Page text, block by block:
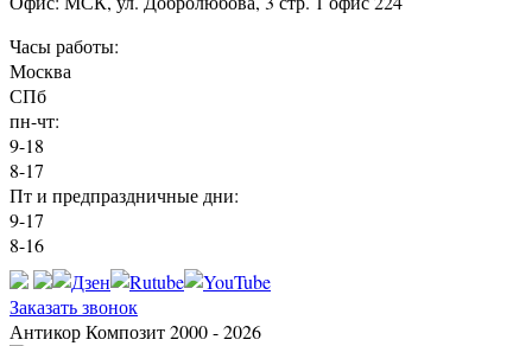
Часы работы:
Москва
СПб
пн-чт:
9-18
8-17
Пт и предпраздничные дни:
9-17
8-16
Заказать звонок
Антикор Композит 2000 - 2026